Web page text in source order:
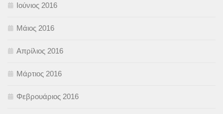
Ιούνιος 2016
Μάιος 2016
Απρίλιος 2016
Μάρτιος 2016
Φεβρουάριος 2016